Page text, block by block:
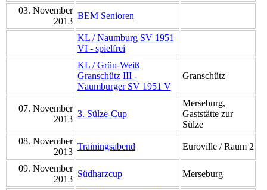
03. November
2013
BEM Senioren
KL / Naumburg SV 1951
VI - spielfrei
KL / Grün-Weiß
Granschütz III -
Naumburger SV 1951 V
Granschütz
07. November
2013
3. Sülze-Cup
Merseburg,
Gaststätte zur
Sülze
08. November
2013
Trainingsabend Euroville / Raum 2
09. November
2013
Südharzcup Merseburg